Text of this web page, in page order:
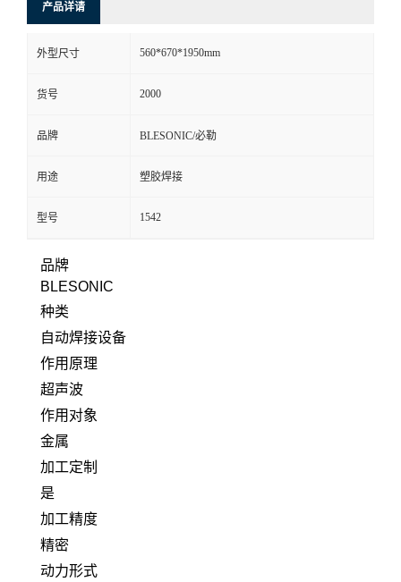
产品详请
外型尺寸 560*670*1950mm
货号 2000
品牌 BLESONIC/必勒
用途 塑胶焊接
型号 1542
品牌
BLESONIC
种类
自动焊接设备
作用原理
超声波
作用对象
金属
加工定制
是
加工精度
精密
动力形式